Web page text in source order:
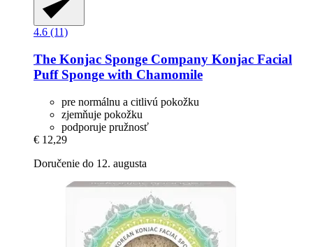
4.6 (11)
The Konjac Sponge Company Konjac Facial
Puff Sponge with Chamomile
pre normálnu a citlivú pokožku
zjemňuje pokožku
podporuje pružnosť
€ 12,29
Doručenie do 12. augusta